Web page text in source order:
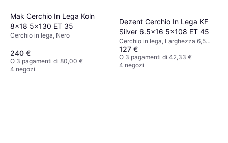
Mak Cerchio In Lega Koln
8x18 5x130 ET 35
Cerchio in lega, Nero
240 €
O 3 pagamenti di 80,00 €
4 negozi
Dezent Cerchio In Lega KF
Silver 6.5x16 5x108 ET 45
Cerchio in lega, Larghezza 6,5
pollici, Diametro 16 pollici, Nero,
Argento
127 €
O 3 pagamenti di 42,33 €
4 negozi